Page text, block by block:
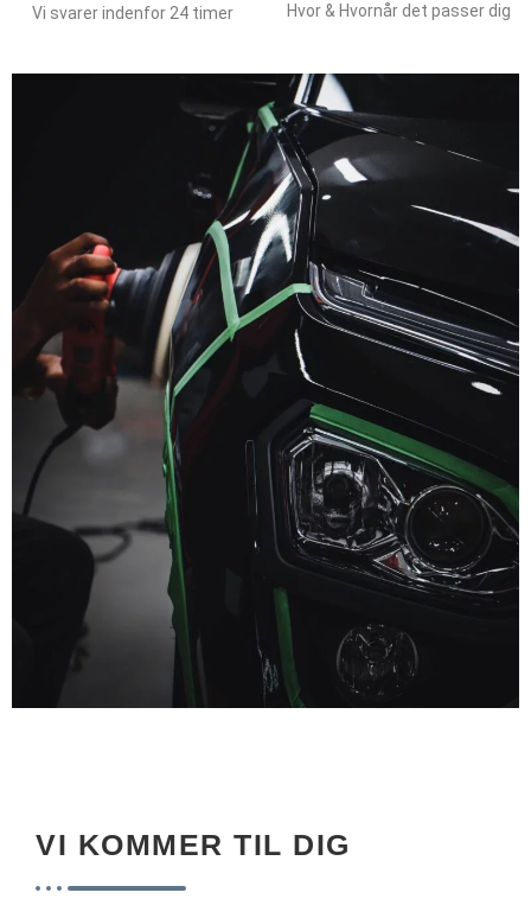
Vi svarer indenfor 24 timer Hvor & Hvornår det passer dig
VI KOMMER TIL DIG